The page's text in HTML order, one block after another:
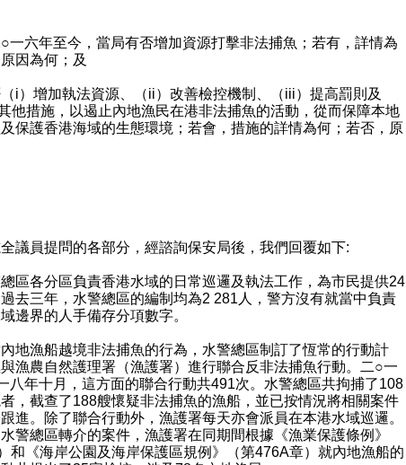
○一六年至今，當局有否增加資源打擊非法捕魚；若有，詳情為
因為何；及
（i）增加執法資源、（ii）改善檢控機制、（iii）提高罰則及
他措施，以遏止內地漁民在港非法捕魚的活動，從而保障本地
保護香港海域的生態環境；若會，措施的詳情為何；若否，原
員提問的各部分，經諮詢保安局後，我們回覆如下:
總區各分區負責香港水域的日常巡邏及執法工作，為市民提供24
去三年，水警總區的編制均為2 281人，警方沒有就當中負責
邊界的人手備存分項數字。
內地漁船越境非法捕魚的行為，水警總區制訂了恆常的行動計
漁農自然護理署（漁護署）進行聯合反非法捕魚行動。二○一
八年十月，這方面的聯合行動共491次。水警總區共拘捕了108
，截查了188艘懷疑非法捕魚的漁船，並已按情況將相關案件
進。除了聯合行動外，漁護署每天亦會派員在本港水域巡邏。
警總區轉介的案件，漁護署在同期間根據《漁業保護條例》
和《海岸公園及海岸保護區規例》（第476A章）就內地漁船的